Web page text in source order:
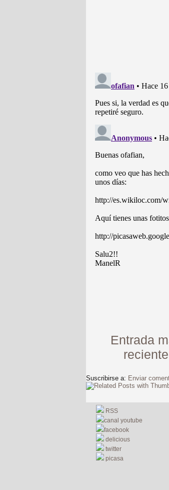
Entrada
reciente
Suscribirse a: Enviar
RSS
canal youtube
facebook
delicious
twitter
picasa